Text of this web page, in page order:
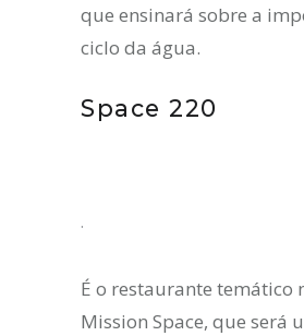
que ensinará sobre a
ciclo da água.
Space 220
.
É o restaurante temático
Mission Space, que será